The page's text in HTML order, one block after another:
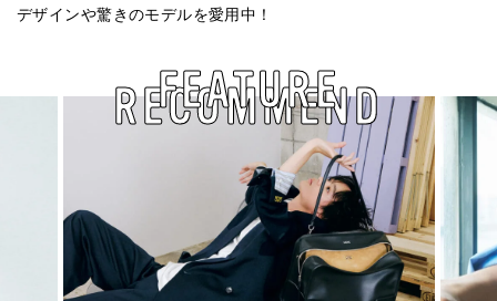
デザインや驚きのモデルを愛用中！
RECOMMEND
FEATURE